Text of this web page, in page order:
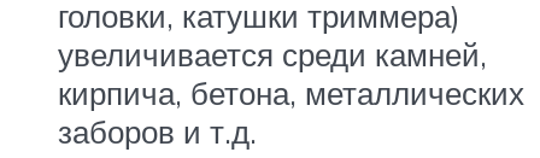
головки, катушки триммера)
увеличивается среди камней,
кирпича, бетона, металлических
заборов и т.д.